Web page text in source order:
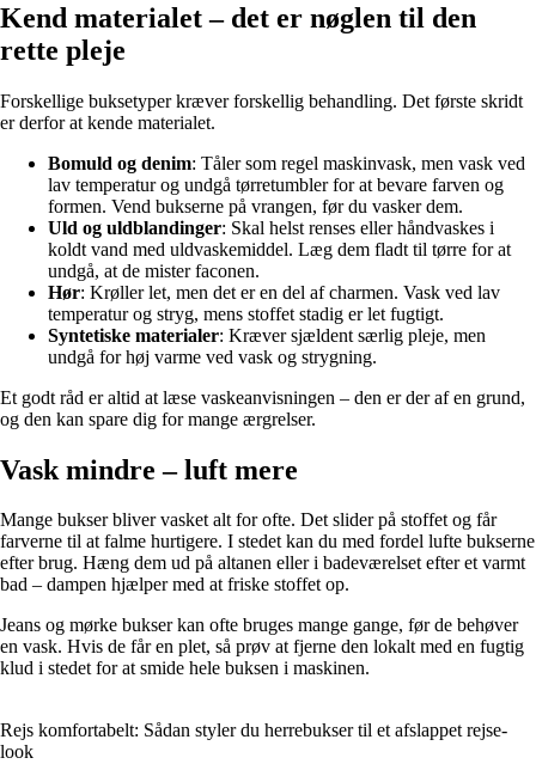
Kend materialet – det er nøglen til den
rette pleje
Forskellige buksetyper kræver forskellig behandling. Det første skridt
er derfor at kende materialet.
Bomuld og denim: Tåler som regel maskinvask, men vask ved
lav temperatur og undgå tørretumbler for at bevare farven og
formen. Vend bukserne på vrangen, før du vasker dem.
Uld og uldblandinger: Skal helst renses eller håndvaskes i
koldt vand med uldvaskemiddel. Læg dem fladt til tørre for at
undgå, at de mister faconen.
Hør: Krøller let, men det er en del af charmen. Vask ved lav
temperatur og stryg, mens stoffet stadig er let fugtigt.
Syntetiske materialer: Kræver sjældent særlig pleje, men
undgå for høj varme ved vask og strygning.
Et godt råd er altid at læse vaskeanvisningen – den er der af en grund,
og den kan spare dig for mange ærgrelser.
Vask mindre – luft mere
Mange bukser bliver vasket alt for ofte. Det slider på stoffet og får
farverne til at falme hurtigere. I stedet kan du med fordel lufte bukserne
efter brug. Hæng dem ud på altanen eller i badeværelset efter et varmt
bad – dampen hjælper med at friske stoffet op.
Jeans og mørke bukser kan ofte bruges mange gange, før de behøver
en vask. Hvis de får en plet, så prøv at fjerne den lokalt med en fugtig
klud i stedet for at smide hele buksen i maskinen.
Rejs komfortabelt: Sådan styler du herrebukser til et afslappet rejse-
look